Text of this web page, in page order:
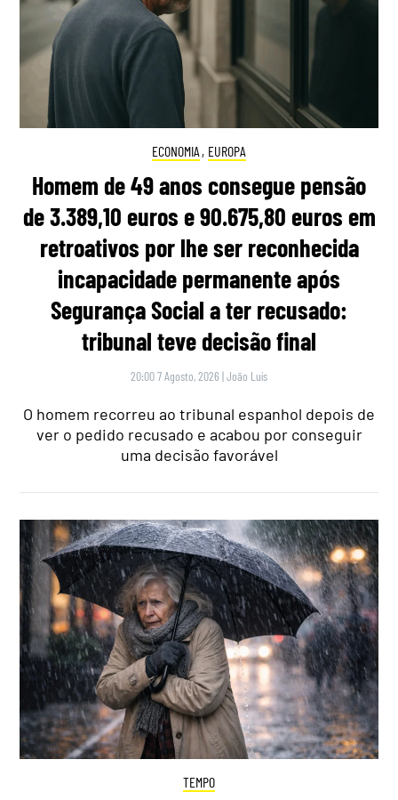
ECONOMIA , EUROPA
Homem de 49 anos consegue pensão
de 3.389,10 euros e 90.675,80 euros em
retroativos por lhe ser reconhecida
incapacidade permanente após
Segurança Social a ter recusado:
tribunal teve decisão final
20:00 7 Agosto, 2026 |João Luís
O homem recorreu ao tribunal espanhol depois de
ver o pedido recusado e acabou por conseguir
uma decisão favorável
TEMPO